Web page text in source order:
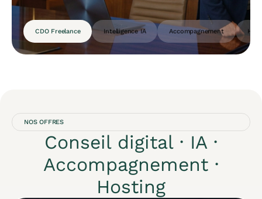
CDO Freelance Intelligence IA Accompagnement
NOS OFFRES
Conseil digital · IA ·
Accompagnement ·
Hosting